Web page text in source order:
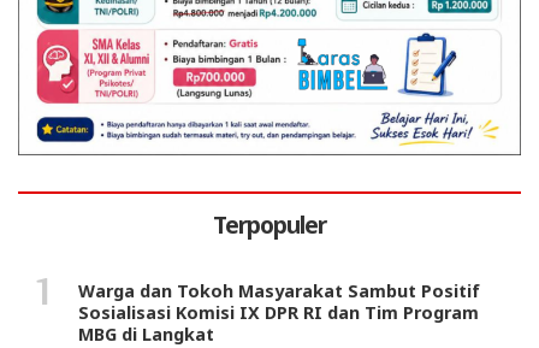
Terpopuler
Warga dan Tokoh Masyarakat Sambut Positif
Sosialisasi Komisi IX DPR RI dan Tim Program
MBG di Langkat